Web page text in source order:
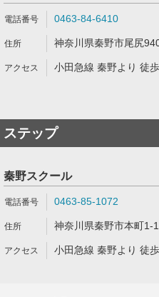
0463-84-6410
神奈川県秦野市尾尻
小田急線 秦野より 徒
ステップ
秦野スクール
0463-85-1072
神奈川県秦野市本町1-
小田急線 秦野より 徒